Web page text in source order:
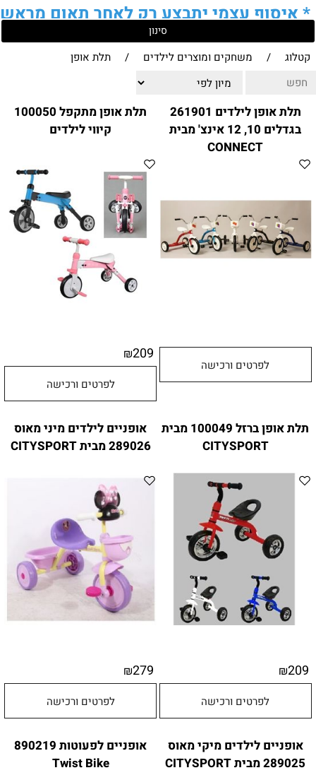
*איסוף עצמי יתבצע רק לאחר תאום מראש
של הלקוח מול נציגנו!
לבירור נוסף ניתן ליצור עמנו קשר:
ווטצאפ הודעות בלבד ):
מענה טלפוני: 04-8411075
,
04-8411010
בין השעות 9:00-17:00
לחיצת כפתור
"צור קשר"באתר
citysport1@013.net
citysport2@013.net
סינון
קטלוג / משחקים ומוצרים לילדים / תלת אופן
תלת אופן לילדים 261901
בגדלים 10, 12 אינצ' מבית
CONNECT
לפרטים ורכישה
תלת אופן מתקפל 100050
קיווי לילדים
₪209
לפרטים ורכישה
תלת אופן ברזל 100049 מבית
CITYSPORT
₪209
לפרטים ורכישה
אופניים לילדים מיני מאוס
289026 מבית CITYSPORT
₪279
לפרטים ורכישה
אופניים לילדים מיקי מאוס
289025 מבית CITYSPORT
אופניים לפעוטות 890219
Twist Bike